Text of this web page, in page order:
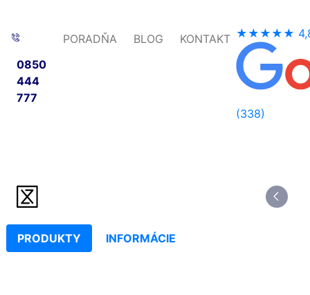
0850
444
777
PORADŇA BLOG KONTAKT ★★★★★
(338)
PRODUKTY INFORMÁCIE